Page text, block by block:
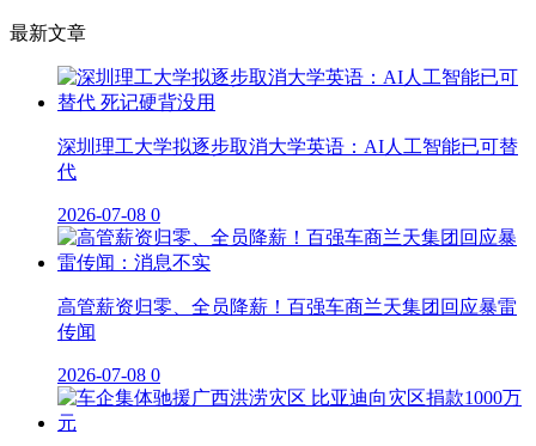
最新文章
深圳理工大学拟逐步取消大学英语：AI人工智能已可替
代
2026-07-08 0
高管薪资归零、全员降薪！百强车商兰天集团回应暴雷
传闻
2026-07-08 0